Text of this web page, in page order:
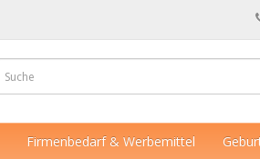
Firmenbedarf & Werbemittel